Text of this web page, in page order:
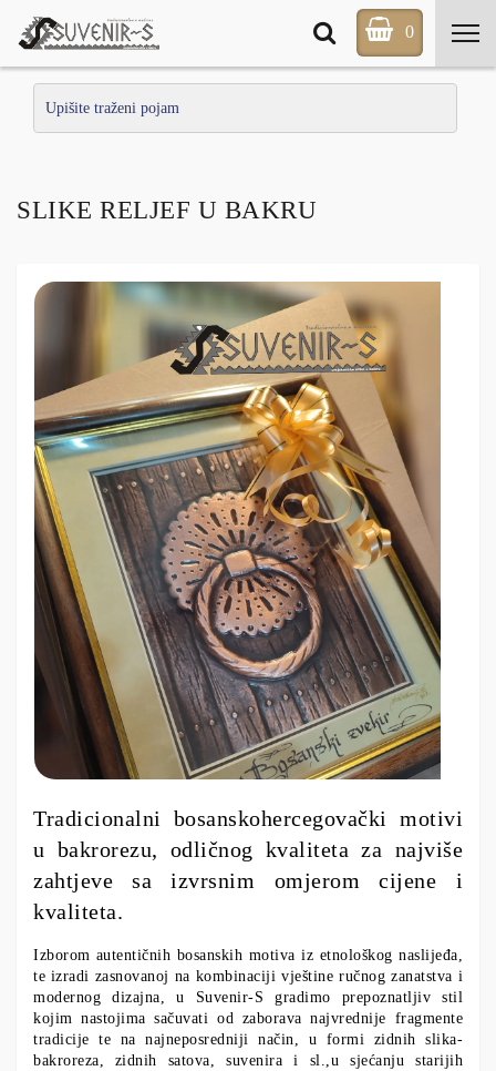
0
SLIKE RELJEF U BAKRU
Tradicionalni bosanskohercegovački motivi
u bakrorezu, odličnog kvaliteta za najviše
zahtjeve sa izvrsnim omjerom cijene i
kvaliteta.
Izborom autentičnih bosanskih motiva iz etnološkog naslijeđa,
te izradi zasnovanoj na kombinaciji vještine ručnog zanatstva i
modernog dizajna, u Suvenir-S gradimo prepoznatljiv stil
kojim nastojima sačuvati od zaborava najvrednije fragmente
tradicije te na najneposredniji način, u formi zidnih slika-
bakroreza, zidnih satova, suvenira i sl.,u sjećanju starijih